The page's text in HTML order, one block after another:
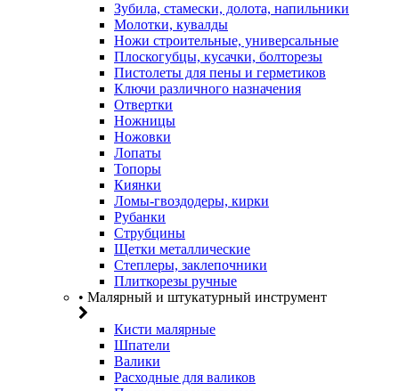
Зубила, стамески, долота, напильники
Молотки, кувалды
Ножи строительные, универсальные
Плоскогубцы, кусачки, болторезы
Пистолеты для пены и герметиков
Ключи различного назначения
Отвертки
Ножницы
Ножовки
Лопаты
Топоры
Киянки
Ломы-гвоздодеры, кирки
Рубанки
Струбцины
Щетки металлические
Степлеры, заклепочники
Плиткорезы ручные
• Малярный и штукатурный инструмент
Кисти малярные
Шпатели
Валики
Расходные для валиков